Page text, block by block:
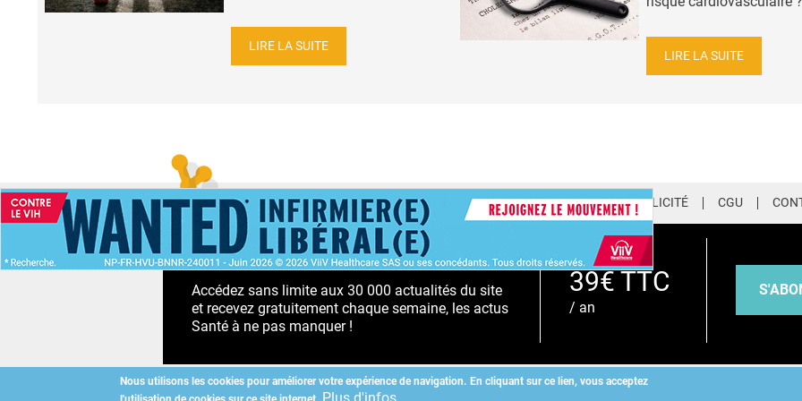
LIRE LA SUITE
LIRE LA SUITE
Nous utilisons les cookies pour améliorer votre expérience de navigation. En cliquant sur ce lien, vous acceptez
ACCUEIL NEWSLETTER QUI SOMMES-NOUS ? PUBLICITÉ CGU
ABONNEMENT PREMIUM
Accédez sans limite aux 30 000 actualités du site
et recevez gratuitement chaque semaine, les actus
Santé à ne pas manquer !
39€ TTC
/ an
Copyright©2026 ALLIEDHEALTH